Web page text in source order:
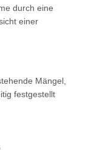
durch eine
einer
Mängel,
festgestellt